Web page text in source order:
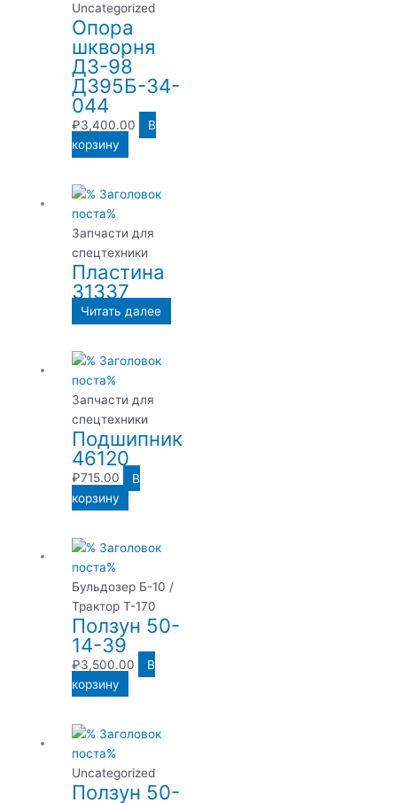
Uncategorized
Опора
шкворня
ДЗ-98
Д395Б-34-
044
₽3,400.00
В
корзину
Запчасти для
спецтехники
Пластина
31337
Читать далее
Запчасти для
спецтехники
Подшипник
46120
₽715.00
В
корзину
Бульдозер Б-10 /
Трактор Т-170
Ползун 50-
14-39
₽3,500.00
В
корзину
Uncategorized
Ползун 50-